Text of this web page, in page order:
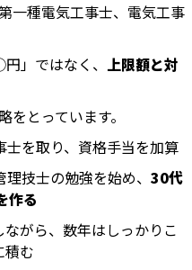
一種電気工事士、電気工事
」ではなく、 上限額と対
とっています。
を取り、資格手当を加算
技士の勉強を始め、 30代
作る
がら、数年はしっかりこ
積む